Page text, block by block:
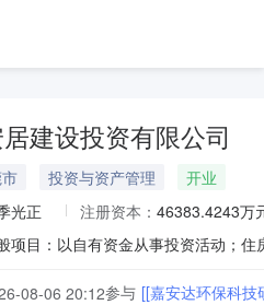
建设投资有限公司
投资与资产管理
开业
光正 注册资本： 46383.4243万
08-06 20:12参与 [[嘉安达环保科